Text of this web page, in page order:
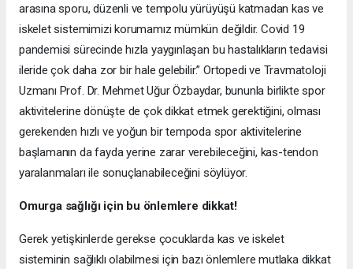
arasına sporu, düzenli ve tempolu yürüyüşü katmadan kas ve
iskelet sistemimizi korumamız mümkün değildir. Covid 19
pandemisi sürecinde hızla yaygınlaşan bu hastalıkların tedavisi
ileride çok daha zor bir hale gelebilir.” Ortopedi ve Travmatoloji
Uzmanı Prof. Dr. Mehmet Uğur Özbaydar, bununla birlikte spor
aktivitelerine dönüşte de çok dikkat etmek gerektiğini, olması
gerekenden hızlı ve yoğun bir tempoda spor aktivitelerine
başlamanın da fayda yerine zarar verebileceğini, kas-tendon
yaralanmaları ile sonuçlanabileceğini söylüyor.
Omurga sağlığı için bu önlemlere dikkat!
Gerek yetişkinlerde gerekse çocuklarda kas ve iskelet
sisteminin sağlıklı olabilmesi için bazı önlemlere mutlaka dikkat